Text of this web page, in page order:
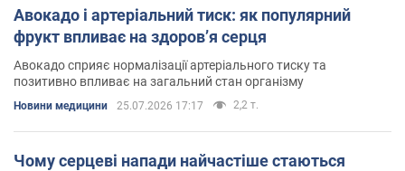
Авокадо і артеріальний тиск: як популярний
фрукт впливає на здоров’я серця
Авокадо сприяє нормалізації артеріального тиску та
позитивно впливає на загальний стан організму
Новини медицини 25.07.2026 17:17 2,2 т.
Чому серцеві напади найчастіше стаються